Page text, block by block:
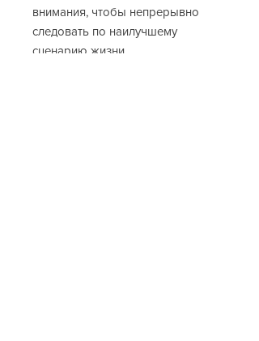
внимания, чтобы непрерывно
следовать по наилучшему
сценарию жизни.